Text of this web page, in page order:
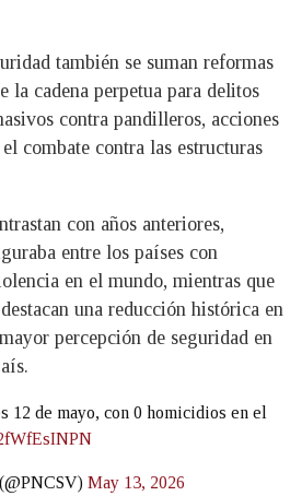
también se suman reformas
la cadena perpetua para delitos
contra pandilleros, acciones
combate contra las estructuras
con años anteriores,
entre los países con
en el mundo, mientras que
una reducción histórica en
percepción de seguridad en
12 de mayo, con 0 homicidios en el
May 13, 2026